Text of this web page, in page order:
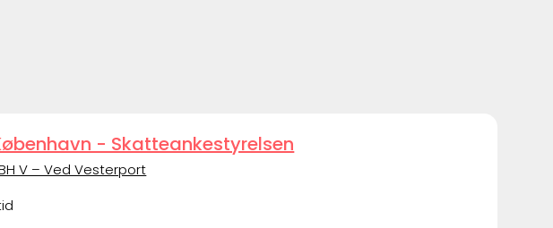
- Skatteankestyrelsen
V – Ved Vesterport